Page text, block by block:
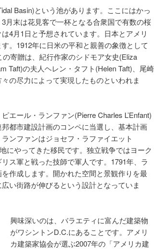
Basin)という池があります。ここにはかっ
月末は花見客で一杯となる合衆国で有数の桜
4月1日と予想されています。日本とアメリ
。1912年に日米の平和と親善の象徴として
寄贈は、紀行作家のシドモア女史(Eliza
Taft)の夫人ヘレン・タフト(Helen Taft)、尾崎
の尽力によって実現したものといわれま
エール・ランファン(Pierre Charles L’Enfant)
都市建設計画のコンペに当選し、基本計画
ンファンはジョセフ・ラファイエット
にやってきた移民です。独立戦争ではヨーク
ス軍と戦った技師で軍人です。1791年、ラ
作成します。開かれた空間と景観作りを最
い街路が伸びるという設計となっていま
興味深いのは、バラエティに富んだ建築物
がワシントンD.C.にあることです。アメリ
カ建築家協会が選ぶ2007年の「アメリカ建